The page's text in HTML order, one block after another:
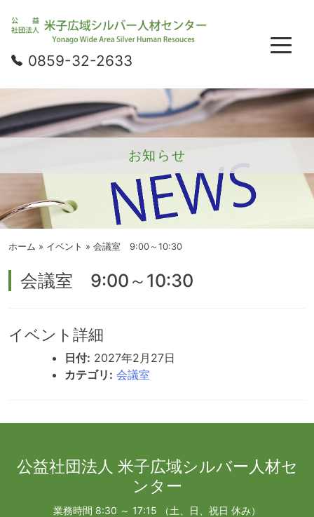
0859-32-2633
お知らせ
ホーム » イベント » 会議室 9:00～10:30
会議室 9:00～10:30
イベント詳細
日付: 2027年2月27日
カテゴリ: 会議室
公益社団法人 米子広域シルバー人材セ
ンター
業務時間 8:30 ～ 17:15 （土、日、祝日 休み）